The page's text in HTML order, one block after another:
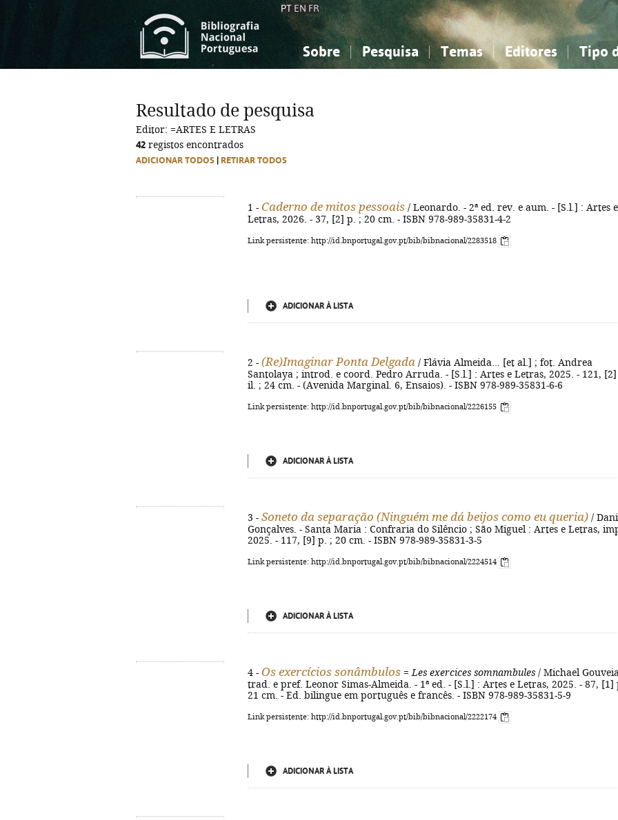
PT EN FR
Sobre Pesquisa Temas
Ciências sociais...
Editores Tipo
Ciências sociais...
Resultado de pesquisa
Editor: =ARTES E LETRAS
42 registos encontrados
ADICIONAR TODOS RETIRAR TODOS
1 - Caderno de mitos pessoais / Leonardo. - 2ª ed. rev. e aum. - [S.l.] : Artes e
Letras, 2026. - 37, [2] p. ; 20 cm. - ISBN 978-989-35831-4-2
Link persistente: http://id.bnportugal.gov.pt/bib/bibnacional/2283518
ADICIONAR À LISTA
2 - (Re)Imaginar Ponta Delgada / Flávia Almeida... [et al.] ; fot. Andrea
Santolaya ; introd. e coord. Pedro Arruda. - [S.l.] : Artes e Letras, 2025. - 121, [2]
il. ; 24 cm. - (Avenida Marginal. 6, Ensaios). - ISBN 978-989-35831-6-6
Link persistente: http://id.bnportugal.gov.pt/bib/bibnacional/2226155
ADICIONAR À LISTA
3 - Soneto da separação (Ninguém me dá beijos como eu queria) /
Gonçalves. - Santa Maria : Confraria do Silêncio ; São Miguel : Artes e Letras,
2025. - 117, [9] p. ; 20 cm. - ISBN 978-989-35831-3-5
Link persistente: http://id.bnportugal.gov.pt/bib/bibnacional/2224514
ADICIONAR À LISTA
4 - Os exercícios sonâmbulos = Les exercices somnambules / Michael
trad. e pref. Leonor Simas-Almeida. - 1ª ed. - [S.l.] : Artes e Letras, 2025. - 87, [1]
21 cm. - Ed. bilingue em português e francês. - ISBN 978-989-35831-5-9
Link persistente: http://id.bnportugal.gov.pt/bib/bibnacional/2222174
ADICIONAR À LISTA